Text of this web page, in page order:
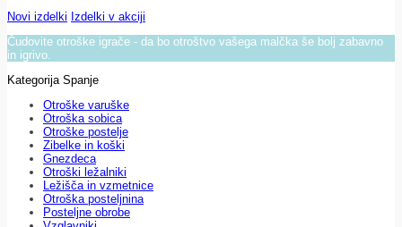
Novi izdelki Izdelki v akciji
Čudovite otroške igrače - da bo otroštvo vašega malčka še bolj zabavno
in igrivo.
Kategorija Spanje
Otroške varuške
Otroška sobica
Otroške postelje
Zibelke in koški
Gnezdeca
Otroški ležalniki
Ležišča in vzmetnice
Otroška posteljnina
Posteljne obrobe